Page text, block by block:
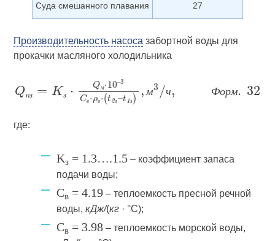
Суда смешанного плавания 27
Производительность насоса забортной воды для
прокачки масляного холодильника
м
м ч Ф о рм
где:
Kз = 1.3….1.5 – коэффициент запаса
подачи воды;
Cв = 4.19 – теплоемкость пресной речной
воды,кДж/(кг · °С);
Cв = 3.98 – теплоемкость морской воды,